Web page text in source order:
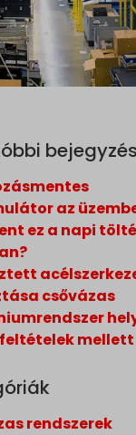
az
ez a napi
csővázas
mellett
rendszerek